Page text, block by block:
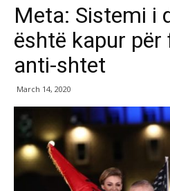
Meta: Sistemi i
është kapur
anti-shtet
March 14, 2020